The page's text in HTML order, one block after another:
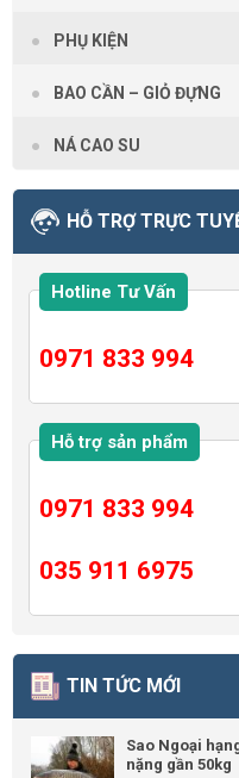
PHỤ KIỆN
BAO CẦN – GIỎ ĐỰNG
NÁ CAO SU
HỖ TRỢ TRỰC
Hotline Tư Vấn
0971 833 994
Hỗ trợ sản phẩm
0971 833 994
035 911 6975
TIN TỨC MỚI
Sao Ngoại
nặng gần 50kg